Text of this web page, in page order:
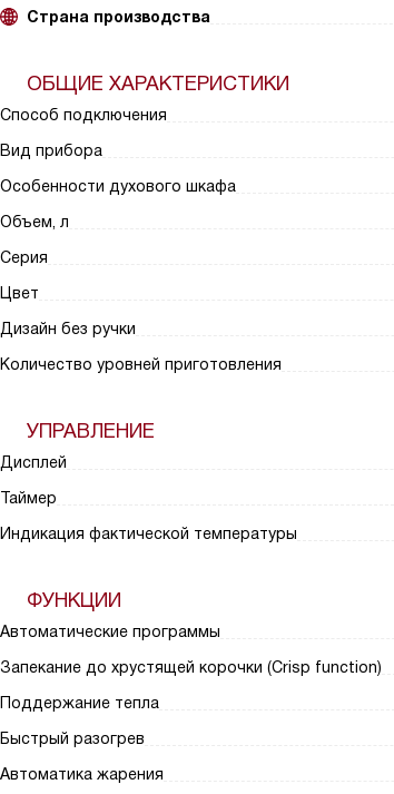
Страна производства
ОБЩИЕ ХАРАКТЕРИСТИКИ
Способ подключения
Вид прибора
Особенности духового шкафа
Объем, л
Серия
Цвет
Дизайн без ручки
Количество уровней приготовления
УПРАВЛЕНИЕ
Дисплей
Таймер
Индикация фактической температуры
ФУНКЦИИ
Автоматические программы
Запекание до хрустящей корочки (Crisp function)
Поддержание тепла
Быстрый разогрев
Автоматика жарения